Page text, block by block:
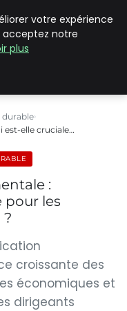
durable
elle cruciale…
:
pour les
?
croissante des
économiques et
dirigeants
votre expérience
acceptez notre
plus